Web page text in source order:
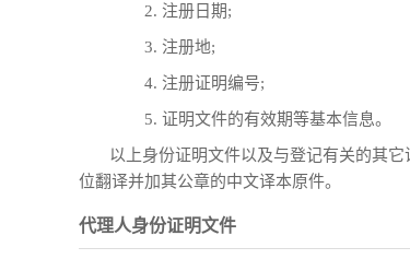
2. 注册日期;
3. 注册地;
4. 注册证明编号;
5. 证明文件的有效期等基本信息。
以上身份证明文件以及与登记有关的其
位翻译并加其公章的中文译本原件。
代理人身份证明文件